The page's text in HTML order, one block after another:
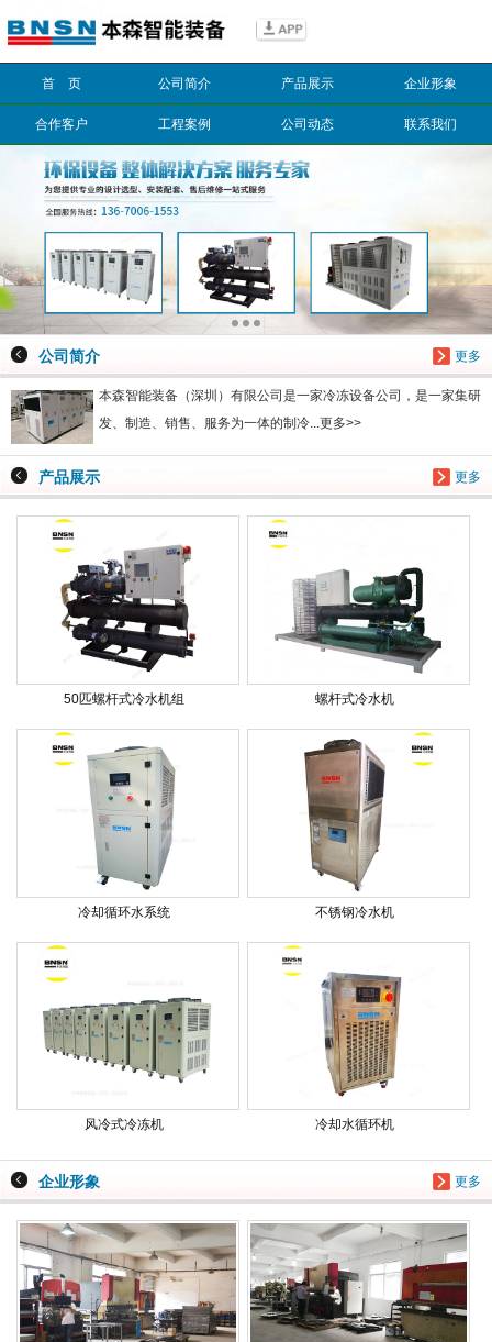
首 页 公司简介 产品展示 企业形象
合作客户 工程案例 公司动态 联系我们
更多
公司简介
本森智能装备（深圳）有限公司是一家冷冻设备公司，是一家集研
发、制造、销售、服务为一体的制冷...更多>>
更多
产品展示
50匹螺杆式冷水机组 螺杆式冷水机
冷却循环水系统 不锈钢冷水机
风冷式冷冻机 冷却水循环机
更多
企业形象
搜索